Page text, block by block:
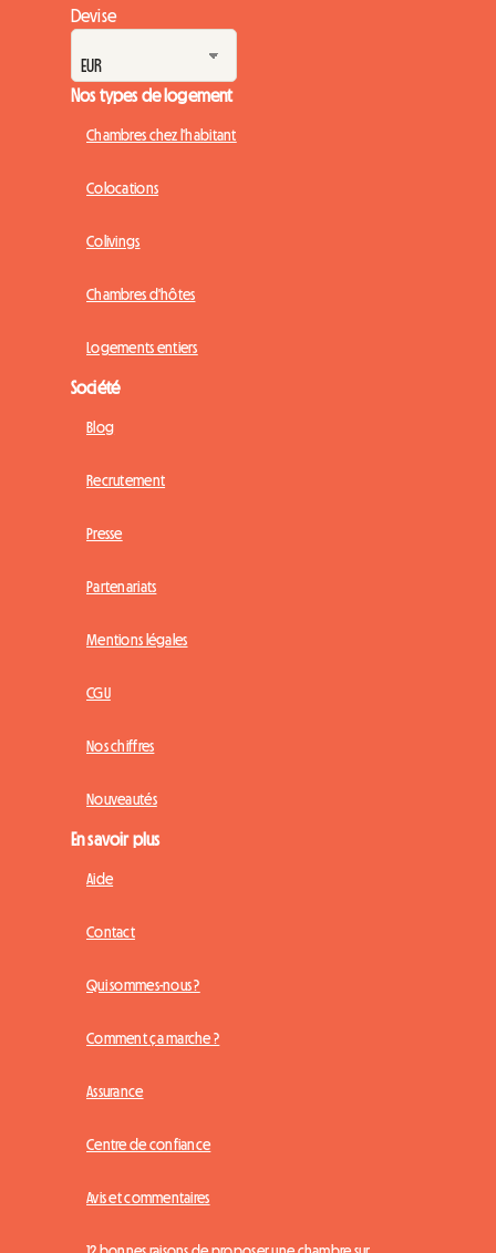
Devise
Nos types de logement
Chambres chez l'habitant
Colocations
Colivings
Chambres d'hôtes
Logements entiers
Société
Blog
Recrutement
Presse
Partenariats
Mentions légales
CGU
Nos chiffres
Nouveautés
En savoir plus
Aide
Contact
Qui sommes-nous ?
Comment ça marche ?
Assurance
Centre de confiance
Avis et commentaires